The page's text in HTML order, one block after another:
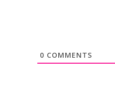
0 COMMENTS